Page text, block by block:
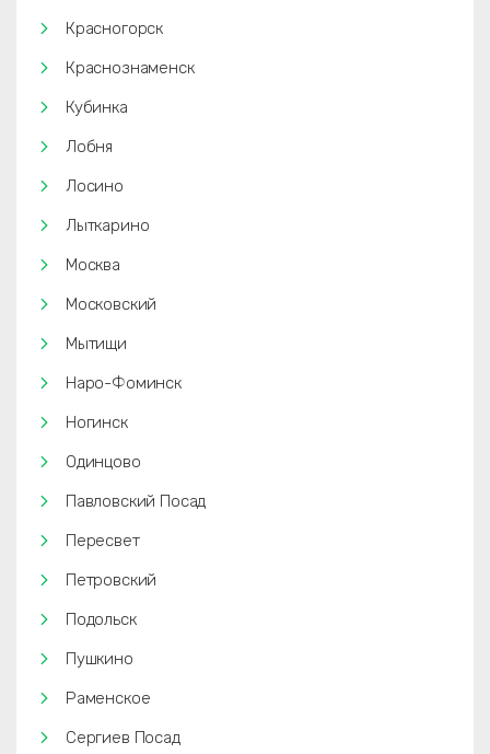
Красногорск
Краснознаменск
Кубинка
Лобня
Лосино
Лыткарино
Москва
Московский
Мытищи
Наро-Фоминск
Ногинск
Одинцово
Павловский Посад
Пересвет
Петровский
Подольск
Пушкино
Раменское
Сергиев Посад